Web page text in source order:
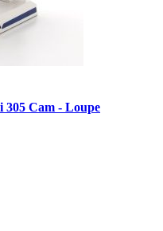
305 Cam - Loupe